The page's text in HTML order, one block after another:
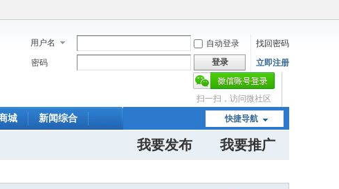
用户名 自动登录
找回密码
密码
登录 立即注册
扫一扫，访问微社区
快捷导航
城 新闻综合
我要发布 我要推广